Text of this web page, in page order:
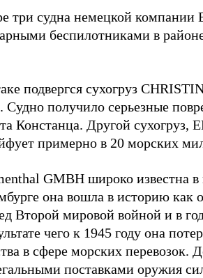
три судна немецкой
беспилотниками в
подвергся сухогруз
Судно получило серьезные
Констанца. Другой сухогруз,
примерно в 20 морских
GMBH широко известна
она вошла в историю как
Второй мировой войной и в
чего к 1945 году она
в сфере морских
поставками оружия